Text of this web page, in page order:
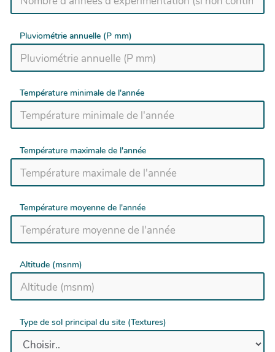
Pluviométrie annuelle (P mm)
Température minimale de l'année
Température maximale de l'année
Température moyenne de l'année
Altitude (msnm)
Type de sol principal du site (Textures)